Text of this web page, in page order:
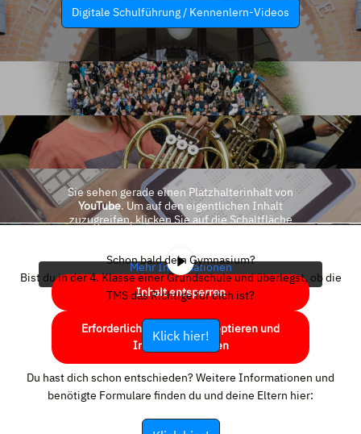
Digitale Schulführung / Kennenlern-Videos
Sie sehen gerade einen Platzhalterinhalt von
YouTube. Um auf den eigentlichen Inhalt
zuzugreifen, klicken Sie auf die Schaltfläche
Mehr Informationen
Inhalt entsperren
Erforderlichen Service akzeptieren und
Inhalte entsperren
Schon bald dein Gymnasium?
Bist du in der 4. Klasse einer Grundschule und überlegst, ob die
TMS das Richtige für dich ist?
Klick hier!
Du hast dich schon entschieden? Weitere Informationen und
benötigte Formulare finden du und deine Eltern hier: